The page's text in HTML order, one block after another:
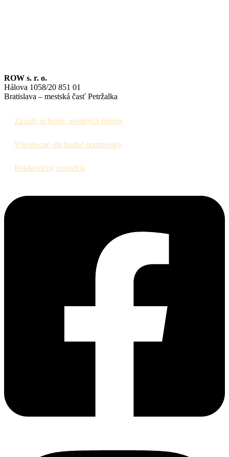
ROW s. r. o.
Hálova 1058/20 851 01
Bratislava – mestská časť Petržalka
Zásady ochrany osobných údajov
Všeobecné obchodné podmienky
Reklamačný poriadok